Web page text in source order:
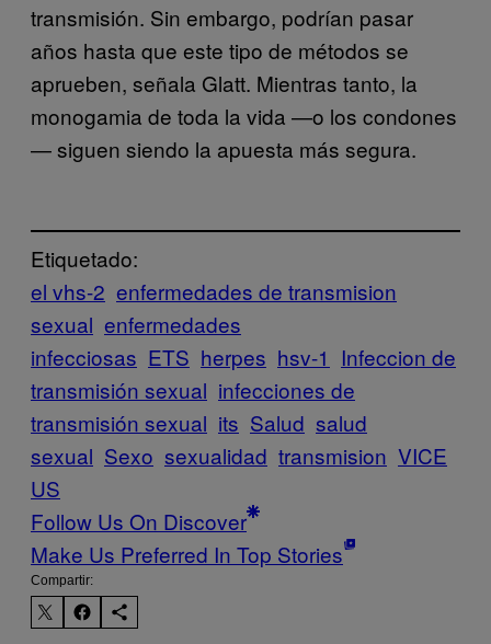
transmisión. Sin embargo, podrían pasar
años hasta que este tipo de métodos se
aprueben, señala Glatt. Mientras tanto, la
monogamia de toda la vida —o los condones
— siguen siendo la apuesta más segura.
Etiquetado:
el vhs-2 enfermedades de transmision
sexual enfermedades
infecciosas ETS herpes hsv-1 Infeccion de
transmisión sexual infecciones de
transmisión sexual its Salud salud
sexual Sexo sexualidad transmision VICE
US
Follow Us On Discover
Make Us Preferred In Top Stories
Compartir: